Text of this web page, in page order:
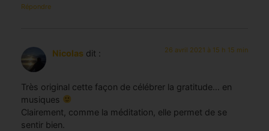
Répondre
Nicolas dit : 26 avril 2021 à 15 h 15 min
Très original cette façon de célébrer la gratitude… en
musiques
Clairement, comme la méditation, elle permet de se
sentir bien.